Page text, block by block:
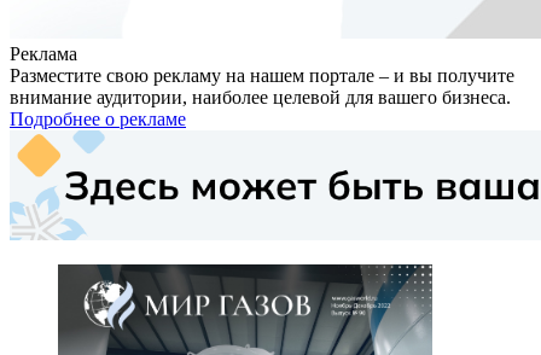
Реклама
Разместите свою рекламу на нашем портале – и вы получите
внимание аудитории, наиболее целевой для вашего бизнеса.
Подробнее о рекламе